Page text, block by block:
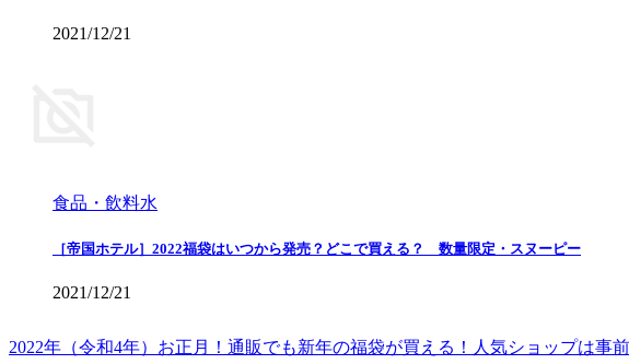
2021/12/21
食品・飲料水
［帝国ホテル］2022福袋はいつから発売？どこで買える？ 数量限定・スヌーピー
2021/12/21
2022年（令和4年）お正月！通販でも新年の福袋が買える！人気ショップは事